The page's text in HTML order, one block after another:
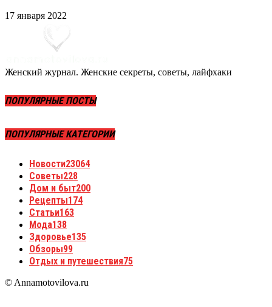
17 января 2022
Женский журнал. Женские секреты, советы, лайфхаки
ПОПУЛЯРНЫЕ ПОСТЫ
ПОПУЛЯРНЫЕ КАТЕГОРИИ
Новости23064
Советы228
Дом и быт200
Рецепты174
Статьи163
Мода138
Здоровье135
Обзоры99
Отдых и путешествия75
© Annamotovilova.ru